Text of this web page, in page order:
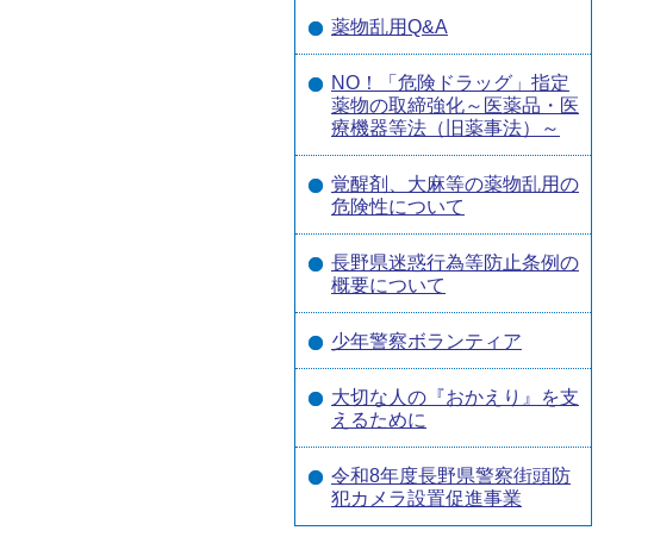
薬物乱用Q&A
NO！「危険ドラッグ」指定
薬物の取締強化～医薬品・医
療機器等法（旧薬事法）～
覚醒剤、大麻等の薬物乱用の
危険性について
長野県迷惑行為等防止条例の
概要について
少年警察ボランティア
大切な人の『おかえり』を支
えるために
令和8年度長野県警察街頭防
犯カメラ設置促進事業